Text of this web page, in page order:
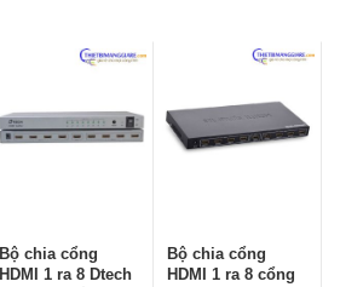
Bộ chia cổng
HDMI 1 ra 8 Dtech
Bộ chia cổng
HDMI 1 ra 8 cổng